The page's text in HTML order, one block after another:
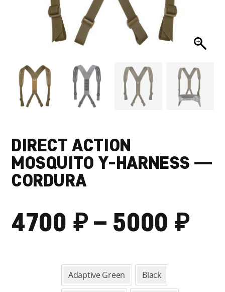
DIRECT ACTION
MOSQUITO Y-HARNESS —
CORDURA
4700 ₽– 5000 ₽
Adaptive Green Black